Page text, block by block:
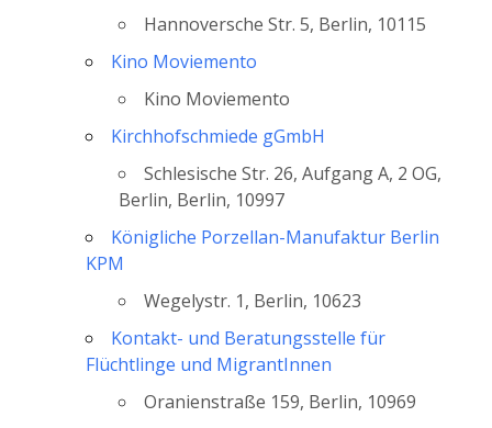
Hannoversche Str. 5, Berlin, 10115
Kino Moviemento
Kino Moviemento
Kirchhofschmiede gGmbH
Schlesische Str. 26, Aufgang A, 2 OG,
Berlin, Berlin, 10997
Königliche Porzellan-Manufaktur Berlin
KPM
Wegelystr. 1, Berlin, 10623
Kontakt- und Beratungsstelle für
Flüchtlinge und MigrantInnen
Oranienstraße 159, Berlin, 10969